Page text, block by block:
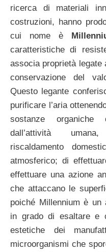
ricerca di materiali
costruzioni, hanno
cui nome è
caratteristiche di
associa proprietà legate
conservazione del
Questo legante
purificare l’aria
sostanze organiche
dall’attività
riscaldamento
atmosferico; di
effettuare una azione
che attaccano le
poiché Millennium è un
in grado di esaltare e
estetiche dei
microorganismi che